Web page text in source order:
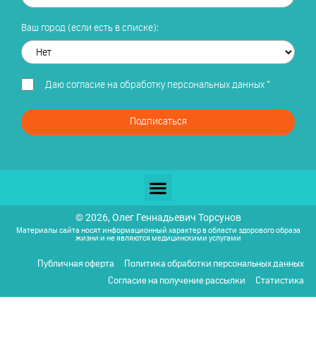
Ваш город (если есть в списке):
Даю согласие на обработку персональных данных*
Подписаться
© 2026, Олег Геннадьевич Торсунов
Материалы сайта носят информационный характер в области здорового образа
жизни и не являются медицинскими услугами
Публичная оферта
Политика обработки персональных данных
Согласие на получение рассылки
Статистика